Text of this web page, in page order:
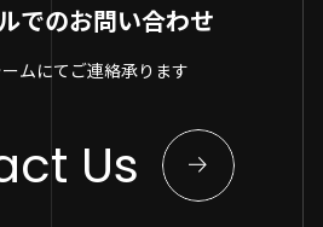
でのお問い合わせ
ムにてご連絡承ります
Us